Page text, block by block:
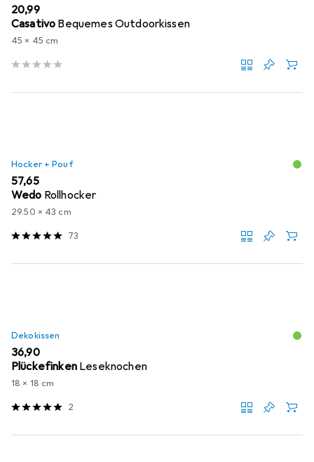
EUR
20,99
Casativo Bequemes Outdoorkissen
45 x 45 cm
Hocker + Pouf
EUR
57,65
Wedo Rollhocker
29.50 x 43 cm
73
Dekokissen
EUR
36,90
Plückefinken Leseknochen
18 x 18 cm
2